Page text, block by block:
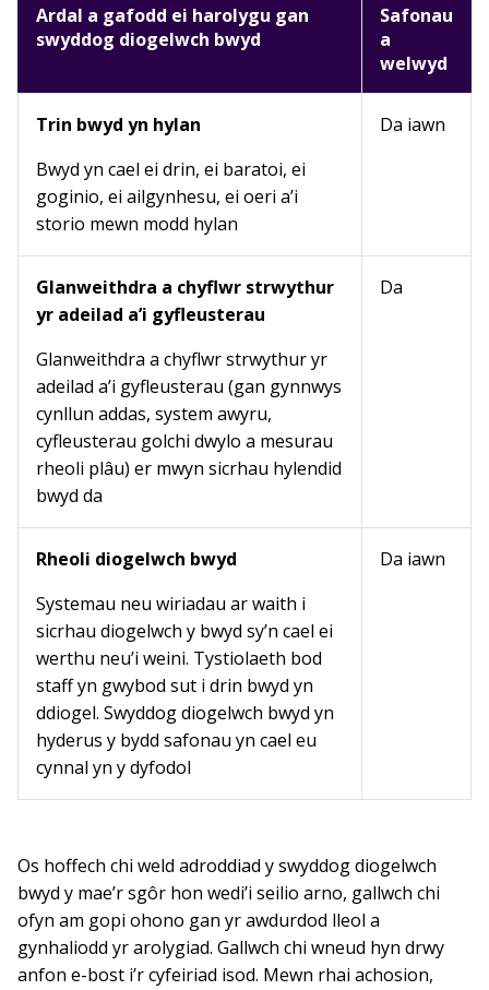
Ardal a gafodd ei harolygu gan
swyddog diogelwch bwyd
Safonau
a
welwyd
Trin bwyd yn hylan
Bwyd yn cael ei drin, ei baratoi, ei
goginio, ei ailgynhesu, ei oeri a’i
storio mewn modd hylan
Da iawn
Glanweithdra a chyflwr strwythur
yr adeilad a’i gyfleusterau
Glanweithdra a chyflwr strwythur yr
adeilad a’i gyfleusterau (gan gynnwys
cynllun addas, system awyru,
cyfleusterau golchi dwylo a mesurau
rheoli plâu) er mwyn sicrhau hylendid
bwyd da
Da
Rheoli diogelwch bwyd
Systemau neu wiriadau ar waith i
sicrhau diogelwch y bwyd sy’n cael ei
werthu neu’i weini. Tystiolaeth bod
staff yn gwybod sut i drin bwyd yn
ddiogel. Swyddog diogelwch bwyd yn
hyderus y bydd safonau yn cael eu
cynnal yn y dyfodol
Da iawn
Os hoffech chi weld adroddiad y swyddog diogelwch
bwyd y mae’r sgôr hon wedi’i seilio arno, gallwch chi
ofyn am gopi ohono gan yr awdurdod lleol a
gynhaliodd yr arolygiad. Gallwch chi wneud hyn drwy
anfon e-bost i’r cyfeiriad isod. Mewn rhai achosion,